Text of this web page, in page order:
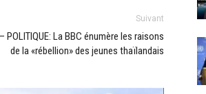
Suivant
POLITIQUE: La BBC énumère les raisons
de la «rébellion» des jeunes thaïlandais